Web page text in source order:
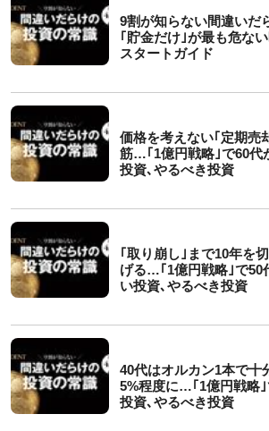
9割が知らない間違いだ
｢貯金だけ｣が最も危な
スタートガイド
価格を考えない｢定期売
筋…｢1億円戦略｣で60代
投資､やるべき投資
｢取り崩し｣まで10年を
げる…｢1億円戦略｣で50
い投資､やるべき投資
40代はオルカン1本で十
5%程度に…｢1億円戦略
投資､やるべき投資